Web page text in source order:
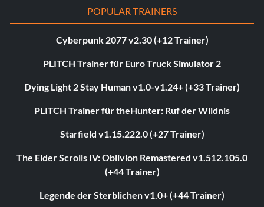
POPULAR TRAINERS
Cyberpunk 2077 v2.30 (+12 Trainer)
PLITCH Trainer für Euro Truck Simulator 2
Dying Light 2 Stay Human v1.0-v1.24+ (+33 Trainer)
PLITCH Trainer für theHunter: Ruf der Wildnis
Starfield v1.15.222.0 (+27 Trainer)
The Elder Scrolls IV: Oblivion Remastered v1.512.105.0
(+44 Trainer)
Legende der Sterblichen v1.0+ (+44 Trainer)